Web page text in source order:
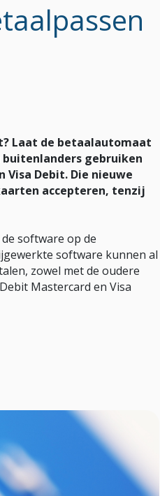
Laat de betaalautomaat
gebruiken
Debit. Die nieuwe
accepteren, tenzij
software op de
software kunnen al
zowel met de oudere
Mastercard en Visa